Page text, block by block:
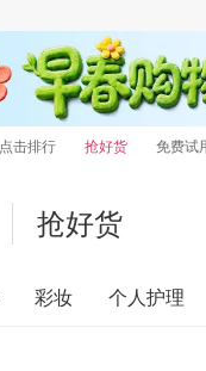
点击排行 抢好货 免费试
抢好货
彩妆 个人护理